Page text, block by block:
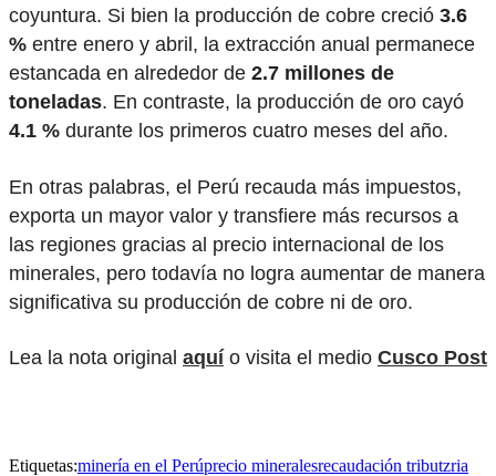
coyuntura. Si bien la producción de cobre creció 3.6
% entre enero y abril, la extracción anual permanece
estancada en alrededor de 2.7 millones de
toneladas. En contraste, la producción de oro cayó
4.1 % durante los primeros cuatro meses del año.
En otras palabras, el Perú recauda más impuestos,
exporta un mayor valor y transfiere más recursos a
las regiones gracias al precio internacional de los
minerales, pero todavía no logra aumentar de manera
significativa su producción de cobre ni de oro.
Lea la nota original aquí o visita el medio Cusco Post
Etiquetas:minería en el Perúprecio mineralesrecaudación tributzria